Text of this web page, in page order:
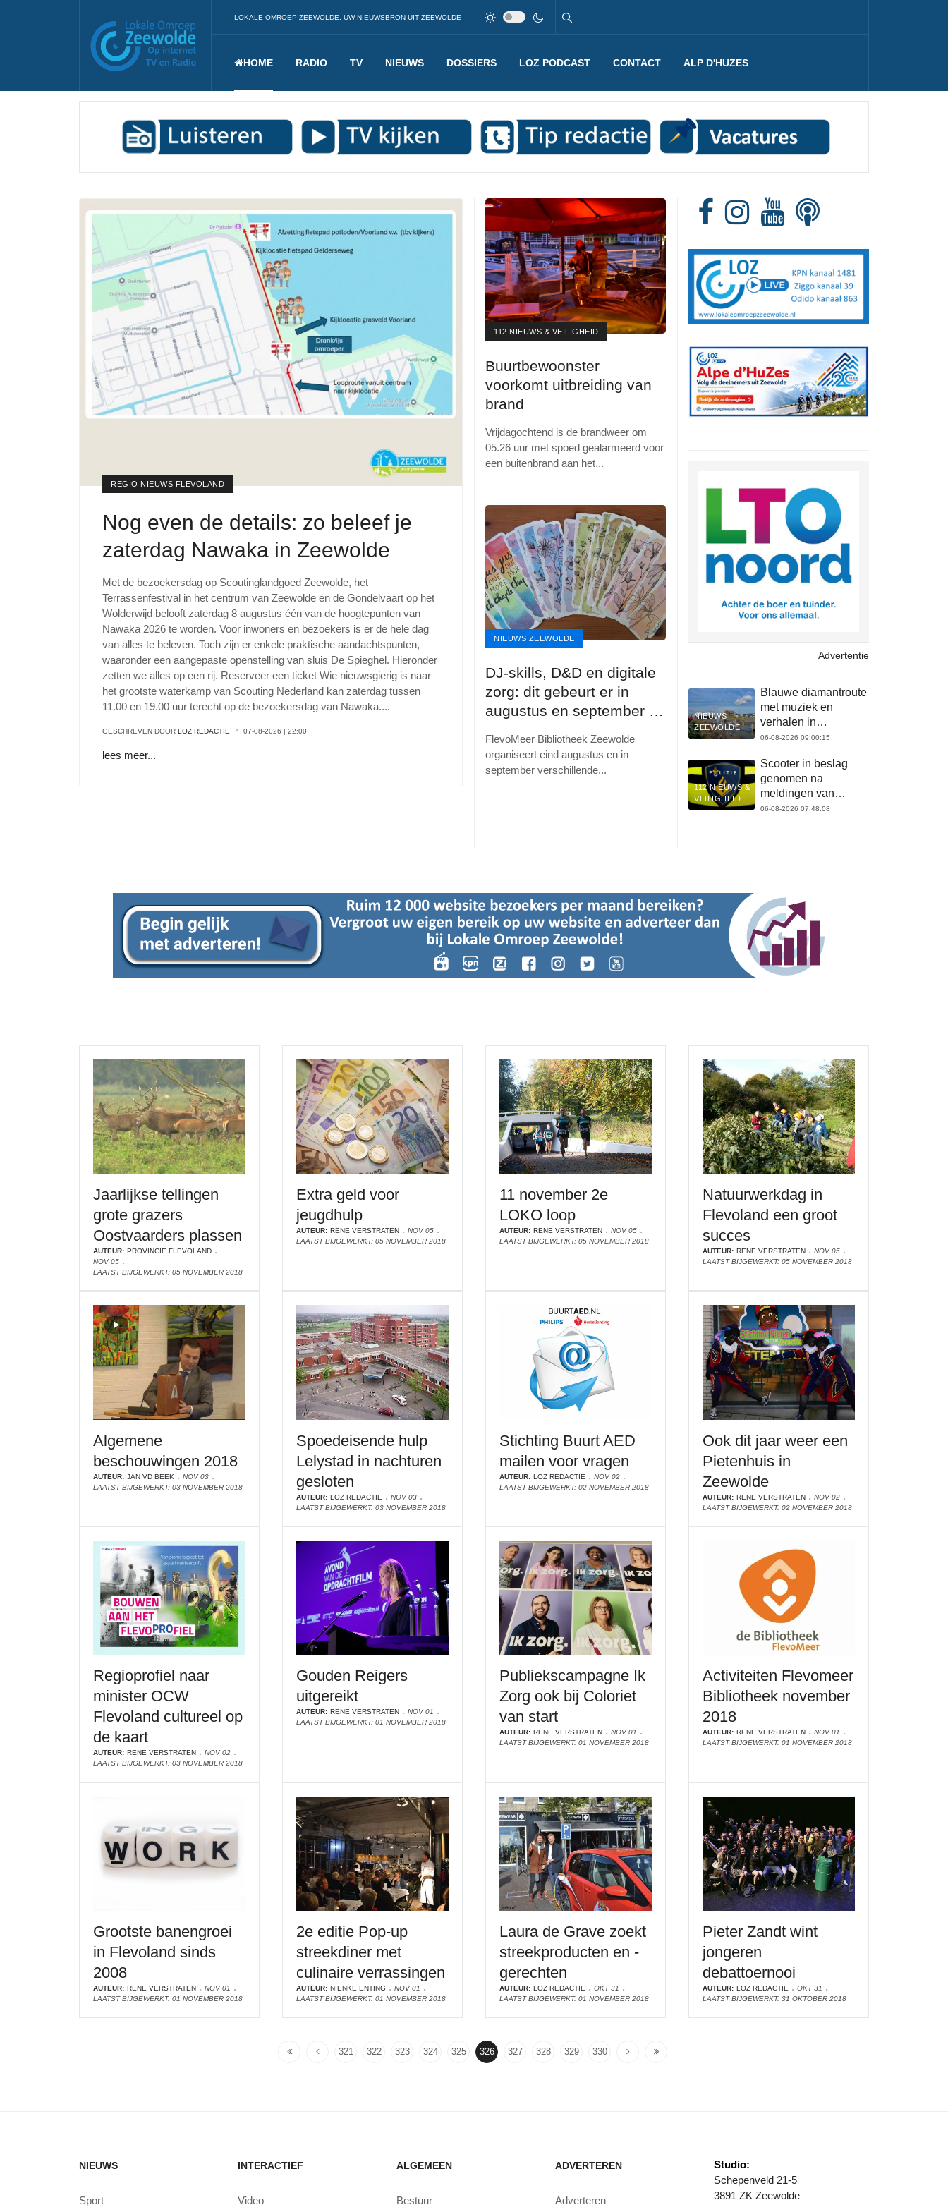
LOKALE OMROEP ZEEWOLDE, UW NIEUWSBRON UIT ZEEWOLDE
HOME RADIO TV NIEUWS DOSSIERS LOZ PODCAST CONTACT ALP D'HUZES
REGIO NIEUWS FLEVOLAND
Nog even de details: zo beleef je
zaterdag Nawaka in Zeewolde
Met de bezoekersdag op Scoutinglandgoed Zeewolde, het
Terrassenfestival in het centrum van Zeewolde en de Gondelvaart op het
Wolderwijd belooft zaterdag 8 augustus één van de hoogtepunten van
Nawaka 2026 te worden. Voor inwoners en bezoekers is er de hele dag
van alles te beleven. Toch zijn er enkele praktische aandachtspunten,
waaronder een aangepaste openstelling van sluis De Spieghel. Hieronder
zetten we alles op een rij. Reserveer een ticket Wie nieuwsgierig is naar
het grootste waterkamp van Scouting Nederland kan zaterdag tussen
11.00 en 19.00 uur terecht op de bezoekersdag van Nawaka....
GESCHREVEN DOOR LOZ REDACTIE 07-08-2026 | 22:00
lees meer...
112 NIEUWS & VEILIGHEID
Buurtbewoonster
voorkomt uitbreiding van
brand
Vrijdagochtend is de brandweer om
05.26 uur met spoed gealarmeerd voor
een buitenbrand aan het...
NIEUWS ZEEWOLDE
DJ-skills, D&D en digitale
zorg: dit gebeurt er in
augustus en september in
FlevoMeer Bibliotheek Zeewolde
organiseert eind augustus en in
september verschillende...
Advertentie
NIEUWS
ZEEWOLDE
Blauwe diamantroute
met muziek en
verhalen in
Zeewolde
06-08-2026 09:00:15
112 NIEUWS &
VEILIGHEID
Scooter in beslag
genomen na
meldingen van
verkeersonveiligheid
06-08-2026 07:48:08
Jaarlijkse tellingen
grote grazers
Oostvaarders plassen
AUTEUR: PROVINCIE FLEVOLAND
NOV 05
LAATST BIJGEWERKT: 05 NOVEMBER 2018
Extra geld voor
jeugdhulp
AUTEUR: RENE VERSTRATEN
NOV 05
LAATST BIJGEWERKT: 05 NOVEMBER 2018
11 november 2e
LOKO loop
AUTEUR: RENE VERSTRATEN
NOV 05
LAATST BIJGEWERKT: 05 NOVEMBER 2018
Natuurwerkdag in
Flevoland een groot
succes
AUTEUR: RENE VERSTRATEN
NOV 05
LAATST BIJGEWERKT: 05 NOVEMBER 2018
Algemene
beschouwingen 2018
AUTEUR: JAN VD BEEK
NOV 03
LAATST BIJGEWERKT: 03 NOVEMBER 2018
Spoedeisende hulp
Lelystad in nachturen
gesloten
AUTEUR: LOZ REDACTIE
NOV 03
LAATST BIJGEWERKT: 03 NOVEMBER 2018
Stichting Buurt AED
mailen voor vragen
AUTEUR: LOZ REDACTIE
NOV 02
LAATST BIJGEWERKT: 02 NOVEMBER 2018
Ook dit jaar weer een
Pietenhuis in
Zeewolde
AUTEUR: RENE VERSTRATEN
NOV 02
LAATST BIJGEWERKT: 02 NOVEMBER 2018
Regioprofiel naar
minister OCW
Flevoland cultureel op
de kaart
AUTEUR: RENE VERSTRATEN
NOV 02
LAATST BIJGEWERKT: 03 NOVEMBER 2018
Gouden Reigers
uitgereikt
AUTEUR: RENE VERSTRATEN
NOV 01
LAATST BIJGEWERKT: 01 NOVEMBER 2018
Publiekscampagne Ik
Zorg ook bij Coloriet
van start
AUTEUR: RENE VERSTRATEN
NOV 01
LAATST BIJGEWERKT: 01 NOVEMBER 2018
Activiteiten Flevomeer
Bibliotheek november
2018
AUTEUR: RENE VERSTRATEN
NOV 01
LAATST BIJGEWERKT: 01 NOVEMBER 2018
Grootste banengroei
in Flevoland sinds
2008
AUTEUR: RENE VERSTRATEN
NOV 01
LAATST BIJGEWERKT: 01 NOVEMBER 2018
2e editie Pop-up
streekdiner met
culinaire verrassingen
AUTEUR: NIENKE ENTING
NOV 01
LAATST BIJGEWERKT: 01 NOVEMBER 2018
Laura de Grave zoekt
streekproducten en -
gerechten
AUTEUR: LOZ REDACTIE
OKT 31
LAATST BIJGEWERKT: 01 NOVEMBER 2018
Pieter Zandt wint
jongeren
debattoernooi
AUTEUR: LOZ REDACTIE
OKT 31
LAATST BIJGEWERKT: 31 OKTOBER 2018
321 322 323 324 325 326 327 328 329 330
NIEUWS
Sport
INTERACTIEF
Video
ALGEMEEN
Bestuur
ADVERTEREN
Adverteren
Studio:
Schepenveld 21-5
3891 ZK Zeewolde